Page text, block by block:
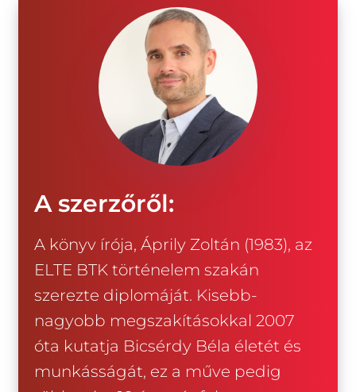
A szerzőről:
A könyv írója, Áprily Zoltán (1983), az
ELTE BTK történelem szakán
szerezte diplomáját. Kisebb-
nagyobb megszakításokkal 2007
óta kutatja Bicsérdy Béla életét és
munkásságát, ez a műve pedig